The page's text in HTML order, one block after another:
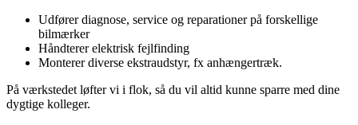
Udfører diagnose, service og reparationer på forskellige
bilmærker
Håndterer elektrisk fejlfinding
Monterer diverse ekstraudstyr, fx anhængertræk.
På værkstedet løfter vi i flok, så du vil altid kunne sparre med dine
dygtige kolleger.